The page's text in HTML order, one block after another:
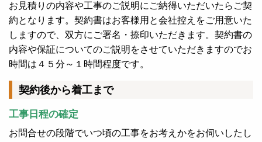
お見積りの内容や工事のご説明にご納得いただいたらご契
約となります。契約書はお客様用と会社控えをご用意いた
しますので、双方にご署名・捺印いただきます。契約書の
内容や保証についてのご説明をさせていただきますのでお
時間は４５分～１時間程度です。
契約後から着工まで
工事日程の確定
お問合せの段階でいつ頃の工事をお考えかをお伺いしたし